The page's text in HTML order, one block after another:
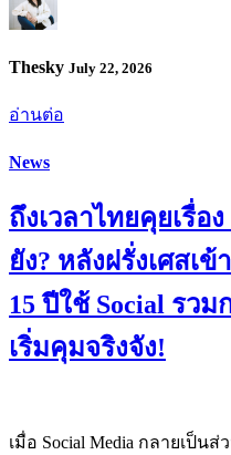
Thesky July 22, 2026
อ่านต่อ
News
ถึงเวลาไทยคุยเรื่อ
ยัง? หลังฝรั่งเศสเ
15 ปีใช้ Social รว
เริ่มคุมจริงจัง!
เมื่อ Social Media กลายเป็